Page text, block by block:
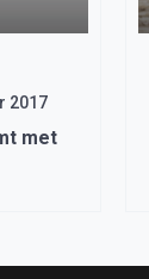
2017
met